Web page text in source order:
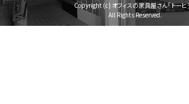
Copyright (c) オフィスの家具屋さん「トーヒ
All Rights Reserved.